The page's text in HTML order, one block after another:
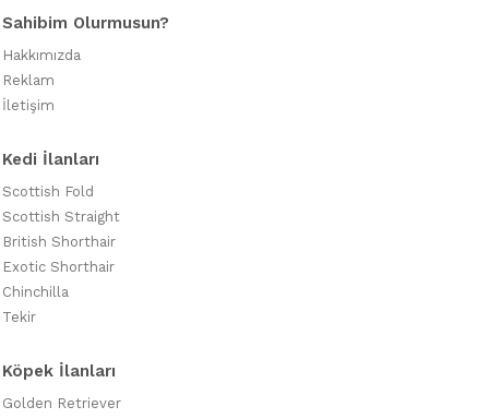
Sahibim Olurmusun?
Hakkımızda
Reklam
İletişim
Kedi İlanları
Scottish Fold
Scottish Straight
British Shorthair
Exotic Shorthair
Chinchilla
Tekir
Köpek İlanları
Golden Retriever